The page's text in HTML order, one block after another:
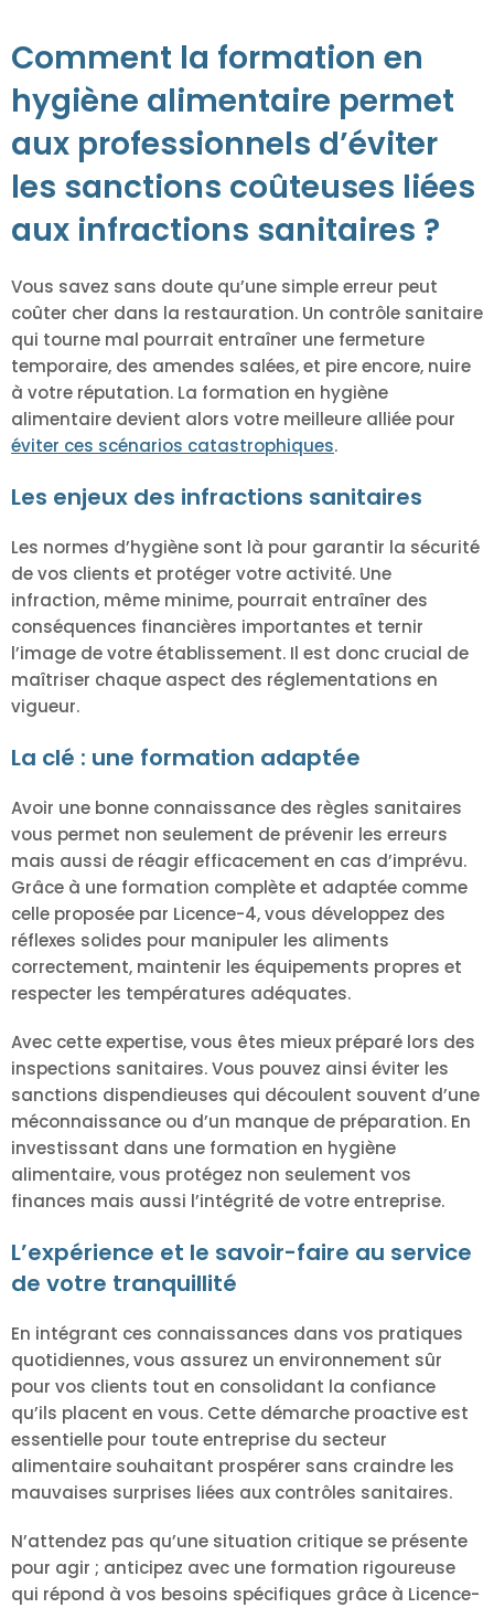
Comment la formation en
hygiène alimentaire permet
aux professionnels d’éviter
les sanctions coûteuses liées
aux infractions sanitaires ?
Vous savez sans doute qu’une simple erreur peut
coûter cher dans la restauration. Un contrôle sanitaire
qui tourne mal pourrait entraîner une fermeture
temporaire, des amendes salées, et pire encore, nuire
à votre réputation. La formation en hygiène
alimentaire devient alors votre meilleure alliée pour
éviter ces scénarios catastrophiques.
Les enjeux des infractions sanitaires
Les normes d’hygiène sont là pour garantir la sécurité
de vos clients et protéger votre activité. Une
infraction, même minime, pourrait entraîner des
conséquences financières importantes et ternir
l’image de votre établissement. Il est donc crucial de
maîtriser chaque aspect des réglementations en
vigueur.
La clé : une formation adaptée
Avoir une bonne connaissance des règles sanitaires
vous permet non seulement de prévenir les erreurs
mais aussi de réagir efficacement en cas d’imprévu.
Grâce à une formation complète et adaptée comme
celle proposée par Licence-4, vous développez des
réflexes solides pour manipuler les aliments
correctement, maintenir les équipements propres et
respecter les températures adéquates.
Avec cette expertise, vous êtes mieux préparé lors des
inspections sanitaires. Vous pouvez ainsi éviter les
sanctions dispendieuses qui découlent souvent d’une
méconnaissance ou d’un manque de préparation. En
investissant dans une formation en hygiène
alimentaire, vous protégez non seulement vos
finances mais aussi l’intégrité de votre entreprise.
L’expérience et le savoir-faire au service
de votre tranquillité
En intégrant ces connaissances dans vos pratiques
quotidiennes, vous assurez un environnement sûr
pour vos clients tout en consolidant la confiance
qu’ils placent en vous. Cette démarche proactive est
essentielle pour toute entreprise du secteur
alimentaire souhaitant prospérer sans craindre les
mauvaises surprises liées aux contrôles sanitaires.
N’attendez pas qu’une situation critique se présente
pour agir ; anticipez avec une formation rigoureuse
qui répond à vos besoins spécifiques grâce à Licence-